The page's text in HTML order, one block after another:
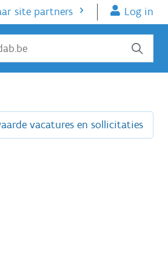
site partners Log in
vacatures en sollicitaties